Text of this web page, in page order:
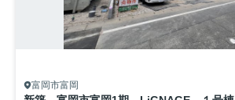
富岡市富岡